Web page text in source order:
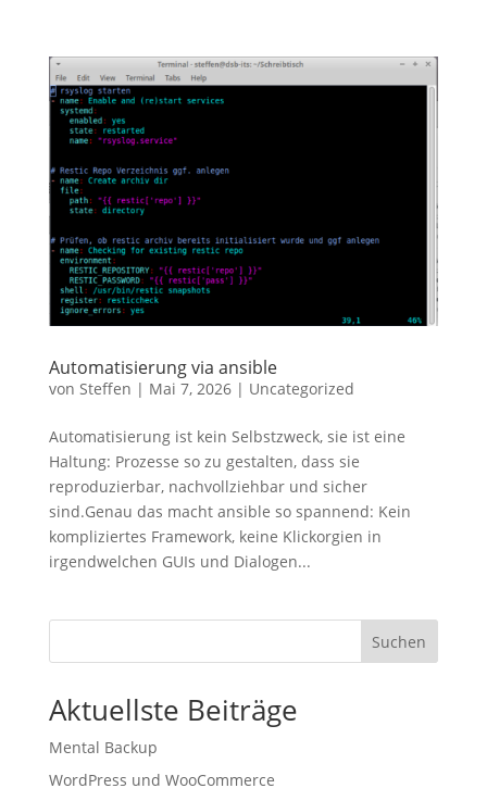
Automatisierung via ansible
von Steffen | Mai 7, 2026| Uncategorized
Automatisierung ist kein Selbstzweck, sie ist eine
Haltung: Prozesse so zu gestalten, dass sie
reproduzierbar, nachvollziehbar und sicher
sind.Genau das macht ansible so spannend: Kein
kompliziertes Framework, keine Klickorgien in
irgendwelchen GUIs und Dialogen...
Suchen
Aktuellste Beiträge
Mental Backup
WordPress und WooCommerce